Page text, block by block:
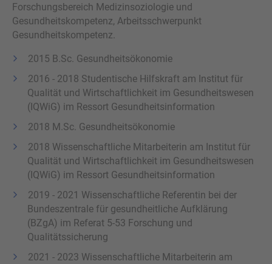
Forschungsbereich Medizinsoziologie und
Gesundheitskompetenz, Arbeitsschwerpunkt
Gesundheitskompetenz.
2015 B.Sc. Gesundheitsökonomie
2016 - 2018 Studentische Hilfskraft am Institut für
Qualität und Wirtschaftlichkeit im Gesundheitswesen
(IQWiG) im Ressort Gesundheitsinformation
2018 M.Sc. Gesundheitsökonomie
2018 Wissenschaftliche Mitarbeiterin am Institut für
Qualität und Wirtschaftlichkeit im Gesundheitswesen
(IQWiG) im Ressort Gesundheitsinformation
2019 - 2021 Wissenschaftliche Referentin bei der
Bundeszentrale für gesundheitliche Aufklärung
(BZgA) im Referat 5-53 Forschung und
Qualitätssicherung
2021 - 2023 Wissenschaftliche Mitarbeiterin am